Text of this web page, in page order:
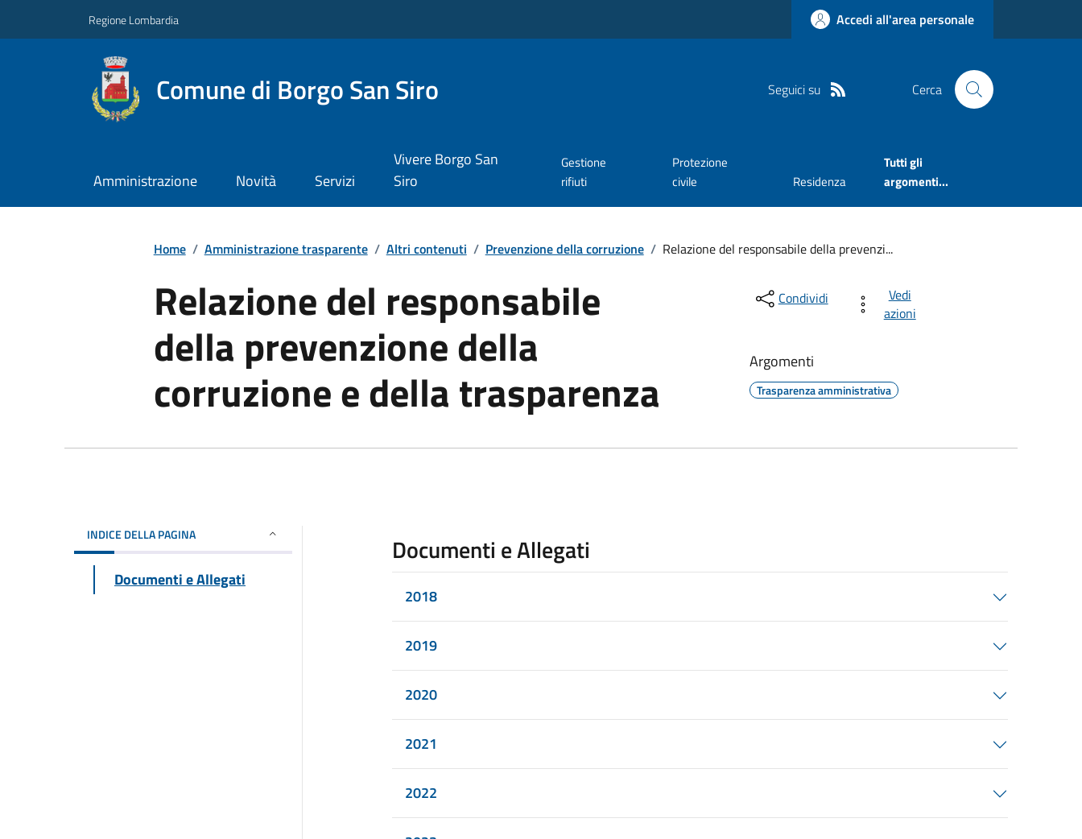
Regione Lombardia Accedi all'area personale
Comune di Borgo San Siro Seguici su Cerca
Amministrazione Novità Servizi
Vivere Borgo San
Siro
Gestione
rifiuti
Protezione
civile
Residenza
Tutti gli
argomenti...
Home / Amministrazione trasparente / Altri contenuti / Prevenzione della corruzione / Relazione del responsabile della prevenzi...
Relazione del responsabile
della prevenzione della
corruzione e della trasparenza
Condividi
Vedi
azioni
Argomenti
Trasparenza amministrativa
INDICE DELLA PAGINA
Documenti e Allegati
Documenti e Allegati
2018
2019
2020
2021
2022